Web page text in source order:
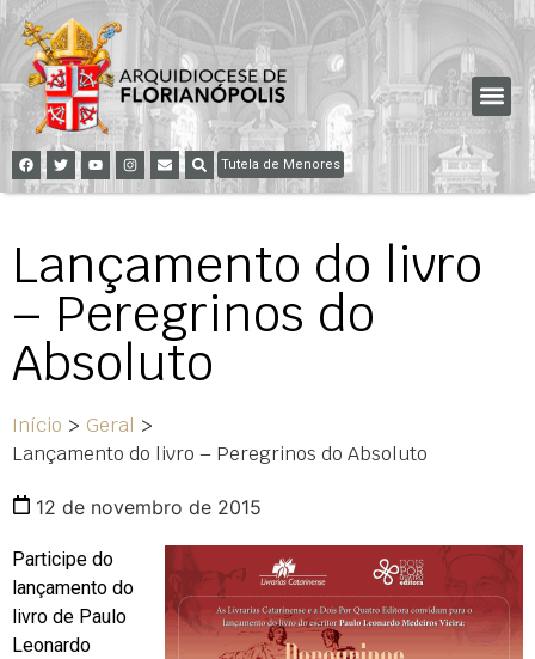
Tutela de Menores
Lançamento do livro
– Peregrinos do
Absoluto
Início > Geral >
Lançamento do livro – Peregrinos do Absoluto
12 de novembro de 2015
Participe do
lançamento do
livro de Paulo
Leonardo